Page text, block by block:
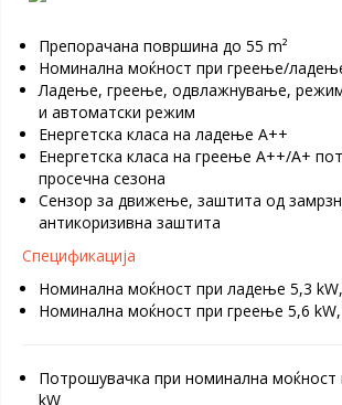
Препорачана површина до 55 m²
Номинална моќност при греење/
Ладење, греење, одвлажнување,
и автоматски режим
Енергетска класа на ладење А++
Енергетска класа на греење А++/А+
просечна сезона
Сензор за движење, заштита од
антикоризивна заштита
Спецификација
Номинална моќност при ладење 5,3
Номинална моќност при греење 5,6
Потрошувачка при номинална
kW